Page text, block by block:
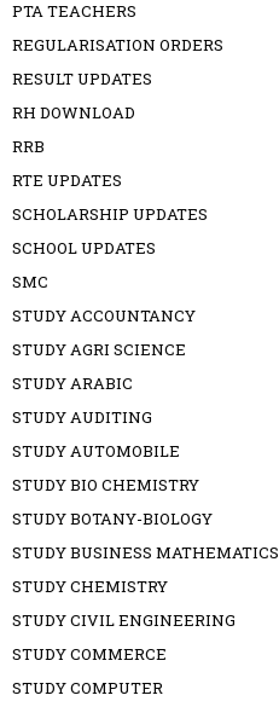
PTA TEACHERS
REGULARISATION ORDERS
RESULT UPDATES
RH DOWNLOAD
RRB
RTE UPDATES
SCHOLARSHIP UPDATES
SCHOOL UPDATES
SMC
STUDY ACCOUNTANCY
STUDY AGRI SCIENCE
STUDY ARABIC
STUDY AUDITING
STUDY AUTOMOBILE
STUDY BIO CHEMISTRY
STUDY BOTANY-BIOLOGY
STUDY BUSINESS MATHEMATICS
STUDY CHEMISTRY
STUDY CIVIL ENGINEERING
STUDY COMMERCE
STUDY COMPUTER